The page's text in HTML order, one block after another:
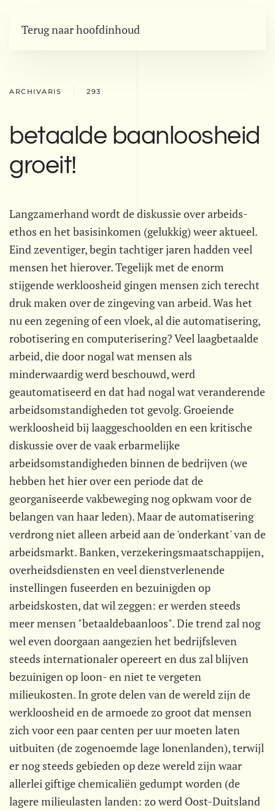
Terug naar hoofdinhoud
ARCHIVARIS 293
betaalde baanloosheid
groeit!
Langzamerhand wordt de diskussie over arbeids-
ethos en het basisinkomen (gelukkig) weer aktueel.
Eind zeventiger, begin tachtiger jaren hadden veel
mensen het hierover. Tegelijk met de enorm
stijgende werkloosheid gingen mensen zich terecht
druk maken over de zingeving van arbeid. Was het
nu een zegening of een vloek, al die automatisering,
robotisering en computerisering? Veel laagbetaalde
arbeid, die door nogal wat mensen als
minderwaardig werd beschouwd, werd
geautomatiseerd en dat had nogal wat veranderende
arbeidsomstandigheden tot gevolg. Groeiende
werkloosheid bij laaggeschoolden en een kritische
diskussie over de vaak erbarmelijke
arbeidsomstandigheden binnen de bedrijven (we
hebben het hier over een periode dat de
georganiseerde vakbeweging nog opkwam voor de
belangen van haar leden). Maar de automatisering
verdrong niet alleen arbeid aan de 'onderkant' van de
arbeidsmarkt. Banken, verzekeringsmaatschappijen,
overheidsdiensten en veel dienstverlenende
instellingen fuseerden en bezuinigden op
arbeidskosten, dat wil zeggen: er werden steeds
meer mensen "betaaldebaanloos". Die trend zal nog
wel even doorgaan aangezien het bedrijfsleven
steeds internationaler opereert en dus zal blijven
bezuinigen op loon- en niet te vergeten
milieukosten. In grote delen van de wereld zijn de
werkloosheid en de armoede zo groot dat mensen
zich voor een paar centen per uur moeten laten
uitbuiten (de zogenoemde lage lonenlanden), terwijl
er nog steeds gebieden op deze wereld zijn waar
allerlei giftige chemicaliën gedumpt worden (de
lagere milieulasten landen: zo werd Oost-Duitsland